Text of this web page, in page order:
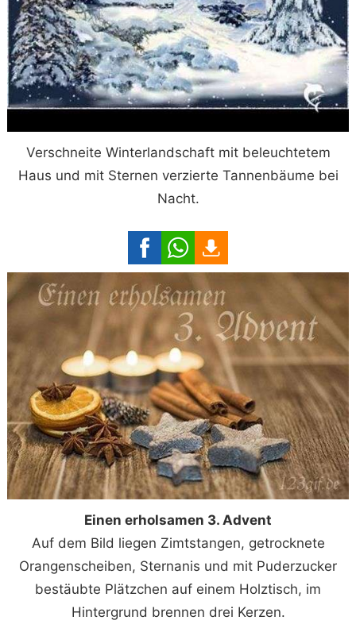
Verschneite Winterlandschaft mit beleuchtetem
Haus und mit Sternen verzierte Tannenbäume bei
Nacht.
Einen erholsamen 3. Advent
Auf dem Bild liegen Zimtstangen, getrocknete
Orangenscheiben, Sternanis und mit Puderzucker
bestäubte Plätzchen auf einem Holztisch, im
Hintergrund brennen drei Kerzen.